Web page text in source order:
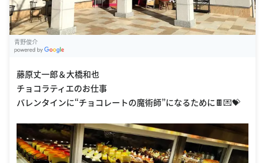
青野俊介
藤原丈一郎＆大橋和也
チョコラティエのお仕事
バレンタインに“チョコレートの魔術師”になるために🍫💌💝